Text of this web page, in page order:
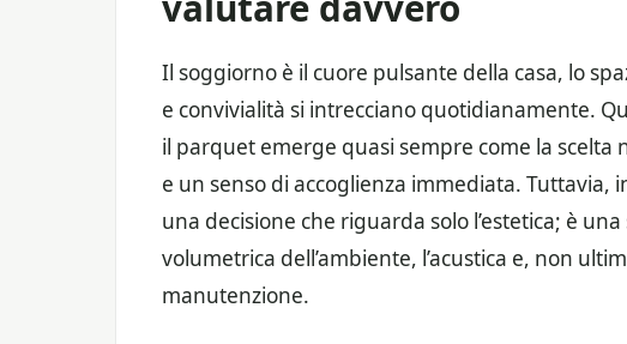
Il soggiorno è il cuore pulsante della casa, lo
e convivialità si intrecciano quotidianamente.
il parquet emerge quasi sempre come la scelta
e un senso di accoglienza immediata.
una decisione che riguarda solo l’estetica; è
volumetrica dell’ambiente, l’acustica e, non
manutenzione.